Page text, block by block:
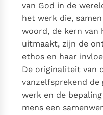
van God in de
het werk die,
woord, de kern van
uitmaakt, zijn de
ethos en haar
De originaliteit van
vanzelfsprekend
werk en de
mens een